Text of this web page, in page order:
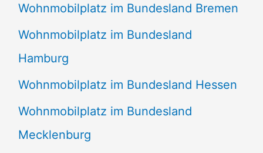
Wohnmobilplatz im Bundesland Bremen
Wohnmobilplatz im Bundesland
Hamburg
Wohnmobilplatz im Bundesland Hessen
Wohnmobilplatz im Bundesland
Mecklenburg